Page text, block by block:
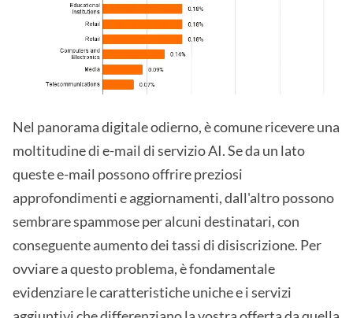
Nel panorama digitale odierno, è comune ricevere una
moltitudine di e-mail di servizio AI. Se da un lato
queste e-mail possono offrire preziosi
approfondimenti e aggiornamenti, dall'altro possono
sembrare spammose per alcuni destinatari, con
conseguente aumento dei tassi di disiscrizione. Per
ovviare a questo problema, è fondamentale
evidenziare le caratteristiche uniche e i servizi